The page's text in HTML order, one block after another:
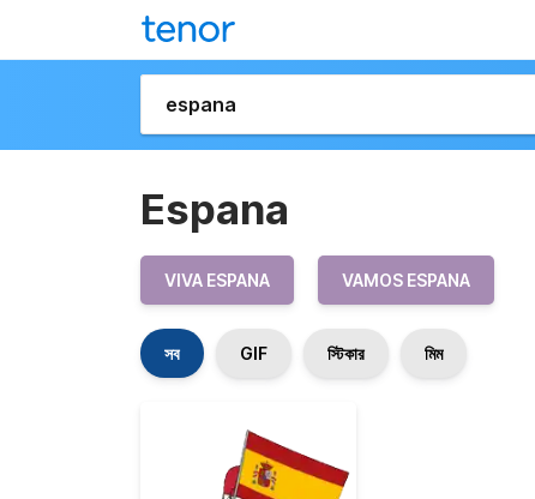
Espana
VIVA ESPANA VAMOS ESPANA
সব GIF স্টিকার মিম